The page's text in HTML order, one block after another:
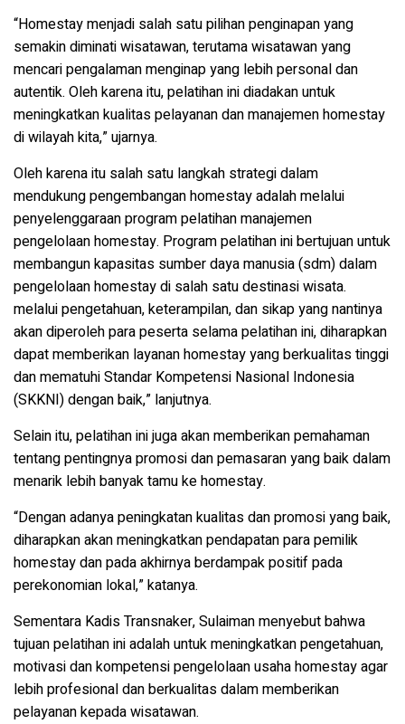
“Homestay menjadi salah satu pilihan penginapan yang
semakin diminati wisatawan, terutama wisatawan yang
mencari pengalaman menginap yang lebih personal dan
autentik. Oleh karena itu, pelatihan ini diadakan untuk
meningkatkan kualitas pelayanan dan manajemen homestay
di wilayah kita,” ujarnya.
Oleh karena itu salah satu langkah strategi dalam
mendukung pengembangan homestay adalah melalui
penyelenggaraan program pelatihan manajemen
pengelolaan homestay. Program pelatihan ini bertujuan untuk
membangun kapasitas sumber daya manusia (sdm) dalam
pengelolaan homestay di salah satu destinasi wisata.
melalui pengetahuan, keterampilan, dan sikap yang nantinya
akan diperoleh para peserta selama pelatihan ini, diharapkan
dapat memberikan layanan homestay yang berkualitas tinggi
dan mematuhi Standar Kompetensi Nasional Indonesia
(SKKNI) dengan baik,” lanjutnya.
Selain itu, pelatihan ini juga akan memberikan pemahaman
tentang pentingnya promosi dan pemasaran yang baik dalam
menarik lebih banyak tamu ke homestay.
“Dengan adanya peningkatan kualitas dan promosi yang baik,
diharapkan akan meningkatkan pendapatan para pemilik
homestay dan pada akhirnya berdampak positif pada
perekonomian lokal,” katanya.
Sementara Kadis Transnaker, Sulaiman menyebut bahwa
tujuan pelatihan ini adalah untuk meningkatkan pengetahuan,
motivasi dan kompetensi pengelolaan usaha homestay agar
lebih profesional dan berkualitas dalam memberikan
pelayanan kepada wisatawan.